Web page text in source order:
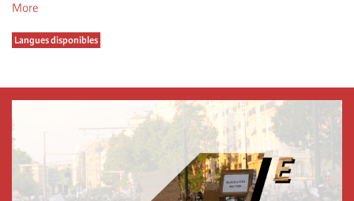
More
Langues disponibles